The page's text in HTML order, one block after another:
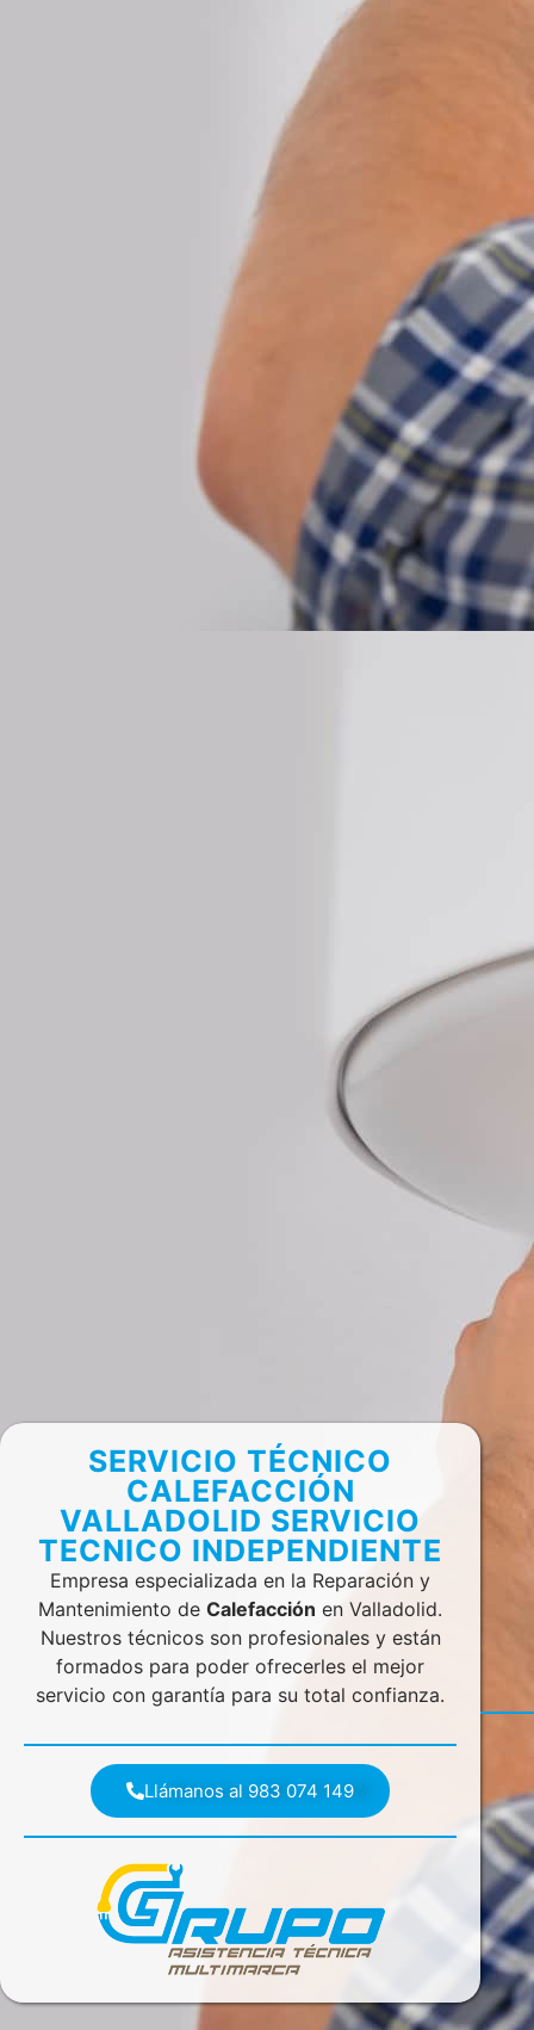
SERVICIO TÉCNICO
CALEFACCIÓN
VALLADOLID SERVICIO
TECNICO INDEPENDIENTE
Empresa especializada en la Reparación y
Mantenimiento deCalefacción en Valladolid.
Nuestros técnicos son profesionales y están
formados para poder ofrecerles el mejor
servicio con garantía para su total confianza.
Llámanos al 983 074 149